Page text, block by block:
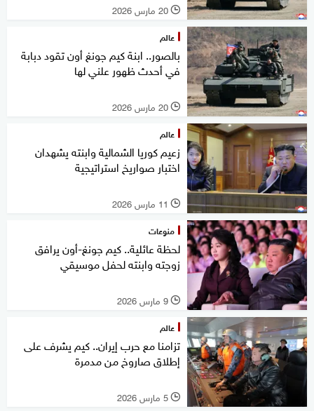
l 20 مارس 2026
عالم
بالصور.. ابنة كيم جونغ أون تقود دبابة
في أحدث ظهور علني لها
l 20 مارس 2026
عالم
زعيم كوريا الشمالية وابنته يشهدان
اختبار صواريخ استراتيجية
l 11 مارس 2026
منوعات
لحظة عائلية.. كيم جونغ-أون يرافق
زوجته وابنته لحفل موسيقي
l 9 مارس 2026
عالم
تزامنا مع حرب إيران.. كيم يشرف على
إطلاق صاروخ من مدمرة
l 5 مارس 2026